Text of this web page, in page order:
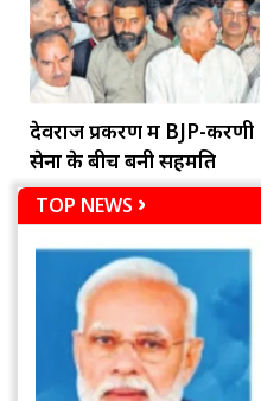
देवराज प्रकरण में BJP-करणी
सेना के बीच बनी सहमति
TOP NEWS